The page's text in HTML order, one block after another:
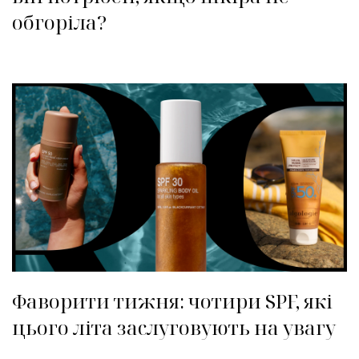
обгоріла?
Фаворити тижня: чотири SPF, які
цього літа заслуговують на увагу